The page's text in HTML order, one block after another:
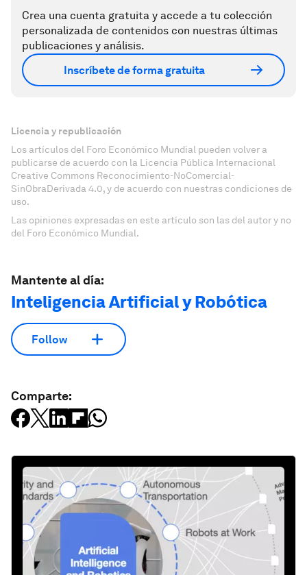
Crea una cuenta gratuita y accede a tu colección
personalizada de contenidos con nuestras últimas
publicaciones y análisis.
Inscríbete de forma gratuita
Licencia y republicación
Los artículos del Foro Económico Mundial pueden volver a
publicarse de acuerdo con la Licencia Pública Internacional
Creative Commons Reconocimiento-NoComercial-
SinObraDerivada 4.0, y de acuerdo con nuestras condiciones de
uso.
Las opiniones expresadas en este artículo son las del autor y no
del Foro Económico Mundial.
Mantente al día:
Inteligencia Artificial y Robótica
Follow
Comparte: